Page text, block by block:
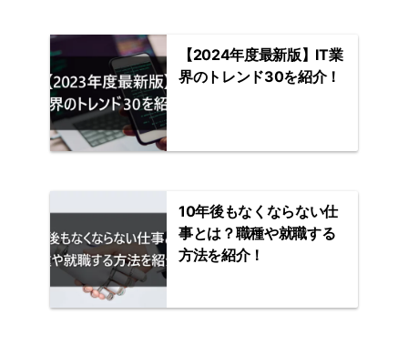
【2024年度最新版】IT業
界のトレンド30を紹介！
10年後もなくならない仕
事とは？職種や就職する
方法を紹介！